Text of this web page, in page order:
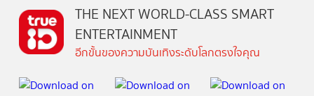
THE NEXT WORLD-CLASS SMART
ENTERTAINMENT
อีกขั้นของความบันเทิงระดับโลกตรงใจคุณ